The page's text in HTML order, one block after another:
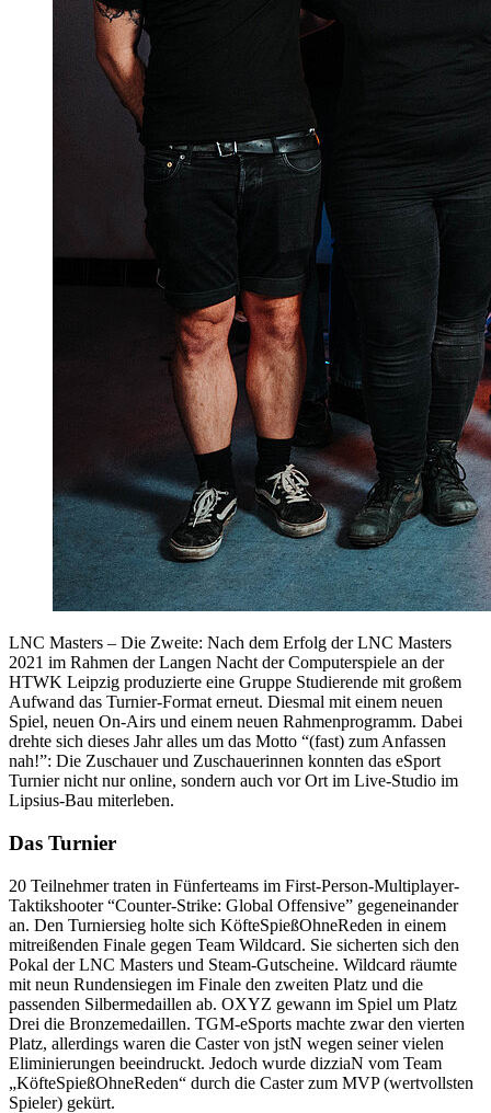
LNC Masters – Die Zweite: Nach dem Erfolg der LNC Masters
2021 im Rahmen der Langen Nacht der Computerspiele an der
HTWK Leipzig produzierte eine Gruppe Studierende mit großem
Aufwand das Turnier-Format erneut. Diesmal mit einem neuen
Spiel, neuen On-Airs und einem neuen Rahmenprogramm. Dabei
drehte sich dieses Jahr alles um das Motto “(fast) zum Anfassen
nah!”: Die Zuschauer und Zuschauerinnen konnten das eSport
Turnier nicht nur online, sondern auch vor Ort im Live-Studio im
Lipsius-Bau miterleben.
Das Turnier
20 Teilnehmer traten in Fünferteams im First-Person-Multiplayer-
Taktikshooter “Counter-Strike: Global Offensive” gegeneinander
an. Den Turniersieg holte sich KöfteSpießOhneReden in einem
mitreißenden Finale gegen Team Wildcard. Sie sicherten sich den
Pokal der LNC Masters und Steam-Gutscheine. Wildcard räumte
mit neun Rundensiegen im Finale den zweiten Platz und die
passenden Silbermedaillen ab. OXYZ gewann im Spiel um Platz
Drei die Bronzemedaillen. TGM-eSports machte zwar den vierten
Platz, allerdings waren die Caster von jstN wegen seiner vielen
Eliminierungen beeindruckt. Jedoch wurde dizziaN vom Team
„KöfteSpießOhneReden“ durch die Caster zum MVP (wertvollsten
Spieler) gekürt.